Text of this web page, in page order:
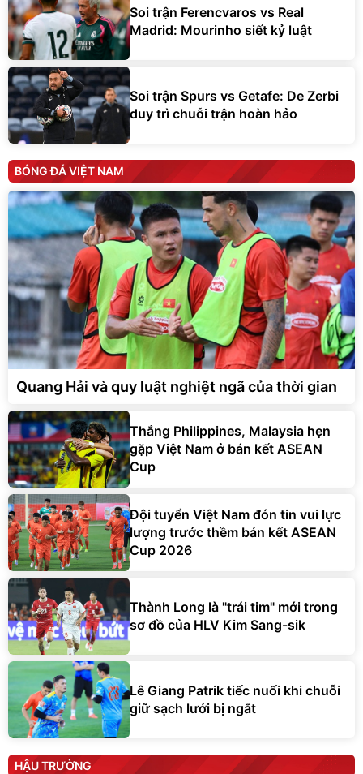
Soi trận Ferencvaros vs Real
Madrid: Mourinho siết kỷ luật
Soi trận Spurs vs Getafe: De Zerbi
duy trì chuỗi trận hoàn hảo
BÓNG ĐÁ VIỆT NAM
Quang Hải và quy luật nghiệt ngã của thời gian
Thắng Philippines, Malaysia hẹn
gặp Việt Nam ở bán kết ASEAN
Cup
Đội tuyển Việt Nam đón tin vui lực
lượng trước thềm bán kết ASEAN
Cup 2026
Thành Long là "trái tim" mới trong
sơ đồ của HLV Kim Sang-sik
Lê Giang Patrik tiếc nuối khi chuỗi
giữ sạch lưới bị ngắt
HẬU TRƯỜNG